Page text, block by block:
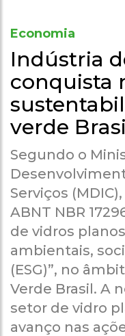
Economia
Indústria
conquista
verde
Segundo o
Serviços
ABNT NBR
de vidros
ambientais,
(ESG)”, no
Verde Brasil. A
setor de vidro
avanço nas